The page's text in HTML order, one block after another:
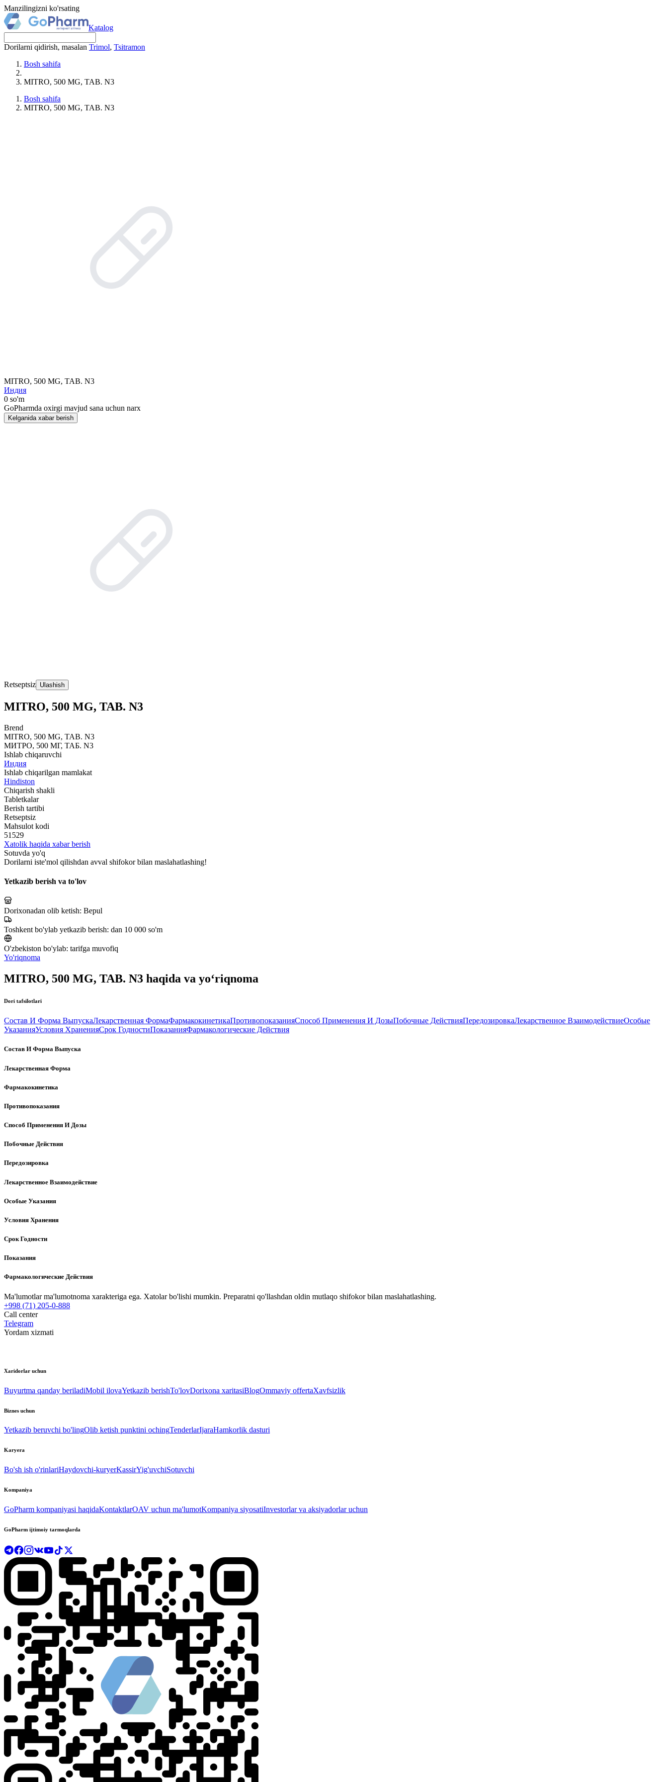
Manzilingizni ko'rsating
Katalog
Dorilarni qidirish, masalan Trimol, Tsitramon
Bosh sahifa
MITRO, 500 MG, TAB. N3
Bosh sahifa
MITRO, 500 MG, TAB. N3
MITRO, 500 MG, TAB. N3
Индия
0 so'm
GoPharmda oxirgi mavjud sana uchun narx
Kelganida xabar berish
Retseptsiz Ulashish
MITRO, 500 MG, TAB. N3
Brend
MITRO, 500 MG, TAB. N3
МИТРО, 500 МГ, ТАБ. N3
Ishlab chiqaruvchi
Индия
Ishlab chiqarilgan mamlakat
Hindiston
Chiqarish shakli
Tabletkalar
Berish tartibi
Retseptsiz
Mahsulot kodi
51529
Xatolik haqida xabar berish
Sotuvda yo'q
Dorilarni iste'mol qilishdan avval shifokor bilan maslahatlashing!
Yetkazib berish va to'lov
Dorixonadan olib ketish: Bepul
Toshkent bo'ylab yetkazib berish: dan 10 000 so'm
O'zbekiston bo'ylab: tarifga muvofiq
Yo'riqnoma
MITRO, 500 MG, TAB. N3 haqida va yo‘riqnoma
Dori tafsilotlari
Состав И Форма ВыпускаЛекарственная ФормаФармакокинетикаПротивопоказанияСпособ Применения И ДозыПобочные ДействияПередозировкаЛекарственное ВзаимодействиеОсобые
УказанияУсловия ХраненияСрок ГодностиПоказанияФармакологические Действия
Состав И Форма Выпуска
Лекарственная Форма
Фармакокинетика
Противопоказания
Способ Применения И Дозы
Побочные Действия
Передозировка
Лекарственное Взаимодействие
Особые Указания
Условия Хранения
Срок Годности
Показания
Фармакологические Действия
Ma'lumotlar ma'lumotnoma xarakteriga ega. Xatolar bo'lishi mumkin. Preparatni qo'llashdan oldin mutlaqo shifokor bilan maslahatlashing.
+998 (71) 205-0-888
Call center
Telegram
Yordam xizmati
Xaridorlar uchun
Buyurtma qanday beriladiMobil ilovaYetkazib berishTo'lovDorixona xaritasiBlogOmmaviy offertaXavfsizlik
Biznes uchun
Yetkazib beruvchi bo'lingOlib ketish punktini ochingTenderlarIjaraHamkorlik dasturi
Karyera
Bo'sh ish o'rinlariHaydovchi-kuryerKassirYig'uvchiSotuvchi
Kompaniya
GoPharm kompaniyasi haqidaKontaktlarOAV uchun ma'lumotKompaniya siyosatiInvestorlar va aksiyadorlar uchun
GoPharm ijtimoiy tarmoqlarda